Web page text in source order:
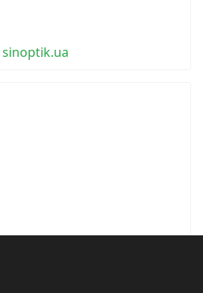
sinoptik.ua